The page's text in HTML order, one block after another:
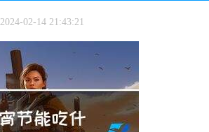
2024-02-14 21:43:21